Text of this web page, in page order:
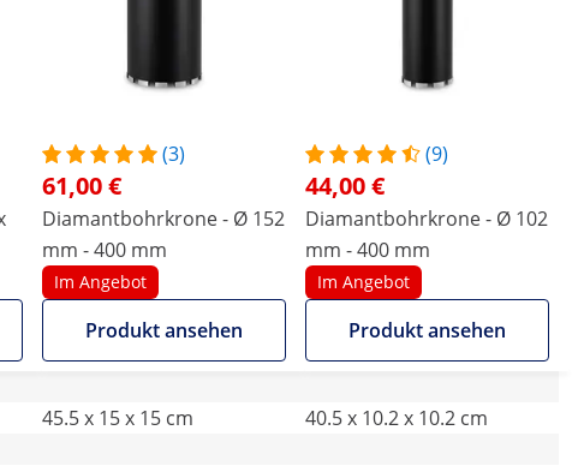
(3)
61,00 €
Diamantbohrkrone - Ø 152
mm - 400 mm
Im Angebot
Produkt ansehen
(9)
44,00 €
Diamantbohrkrone - Ø 102
mm - 400 mm
Im Angebot
Produkt ansehen
45.5 x 15 x 15 cm
40.5 x 10.2 x 10.2 cm